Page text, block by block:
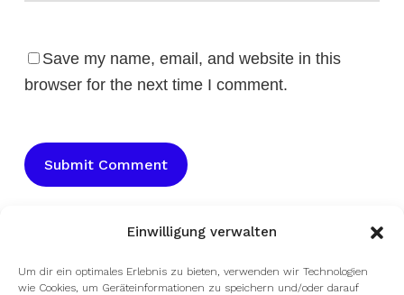
Einwilligung verwalten
Um dir ein optimales Erlebnis zu bieten, verwenden wir Technologien
wie Cookies, um Geräteinformationen zu speichern und/oder darauf
Save my name, email, and website in this
browser for the next time I comment.